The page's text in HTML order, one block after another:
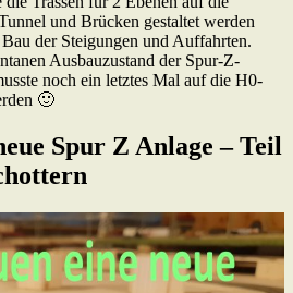
und Brücken gestaltet werden
der Steigungen und Auffahrten.
Ausbauzustand der Spur-Z-
noch ein letztes Mal auf die H0-
🙂
Spur Z Anlage – Teil